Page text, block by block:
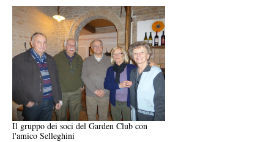
Il gruppo dei soci del Garden Club con
l'amico Selleghini